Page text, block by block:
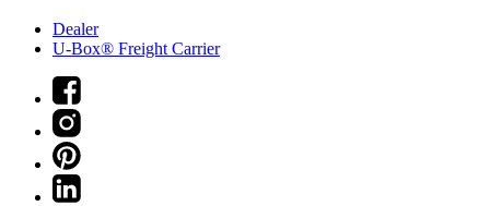
Dealer
U-Box® Freight Carrier